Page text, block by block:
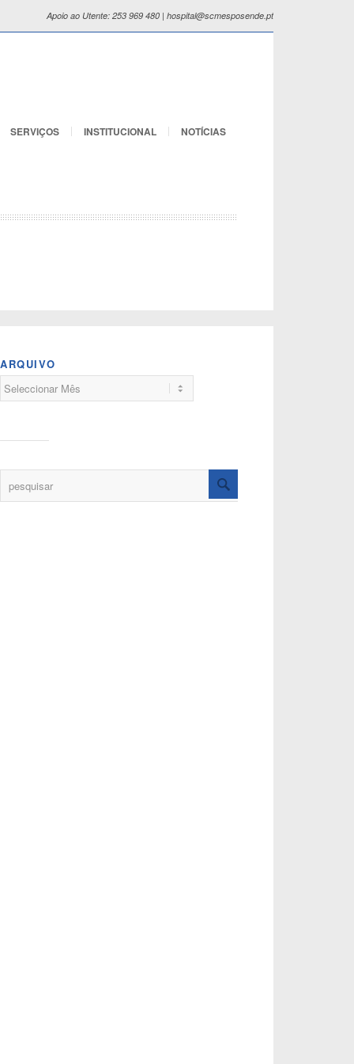
Apoio ao Utente: 253 969 480 | hospital@scmesposende.pt
SERVIÇOS INSTITUCIONAL NOTÍCIAS
ARQUIVO